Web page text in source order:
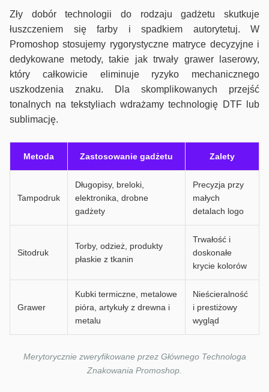
Zły dobór technologii do rodzaju gadżetu skutkuje
łuszczeniem się farby i spadkiem autorytetuj. W
Promoshop stosujemy rygorystyczne matryce decyzyjne i
dedykowane metody, takie jak trwały grawer laserowy,
który całkowicie eliminuje ryzyko mechanicznego
uszkodzenia znaku. Dla skomplikowanych przejść
tonalnych na tekstyliach wdrażamy technologię DTF lub
sublimację.
Metoda Zastosowanie gadżetu Zalety
Tampodruk
Długopisy, breloki,
elektronika, drobne
gadżety
Precyzja przy
małych
detalach logo
Sitodruk
Torby, odzież, produkty
płaskie z tkanin
Trwałość i
doskonałe
krycie kolorów
Grawer
Kubki termiczne, metalowe
pióra, artykuły z drewna i
metalu
Nieścieralność
i prestiżowy
wygląd
Merytorycznie zweryfikowane przez Głównego Technologa
Znakowania Promoshop.